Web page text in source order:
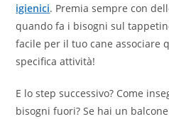
igienici. Premia sempre con
quando fa i bisogni sul
facile per il tuo cane associare
specifica attività!
E lo step successivo? Come
bisogni fuori? Se hai un